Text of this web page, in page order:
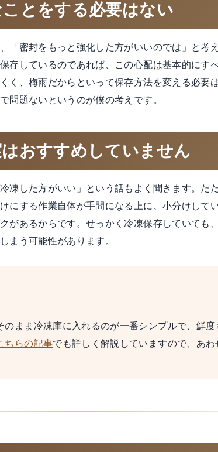
とをする必要はない
「密封をもっと強化した方がいいのでは」と考
存しているのであれば、この心配は基本的にす
く、梅雨だからといって保存方法を変える必要
問題ないというのが僕の考えです。
おすすめしていません
凍した方がいい」という話もよく聞きます。た
にする作業自体が手間になる上に、小分けして
があるからです。せっかく冷凍保存していても
まう可能性があります。
のまま冷凍庫に入れるのが一番シンプルで、鮮
ちらの記事でも詳しく解説していますので、あわ